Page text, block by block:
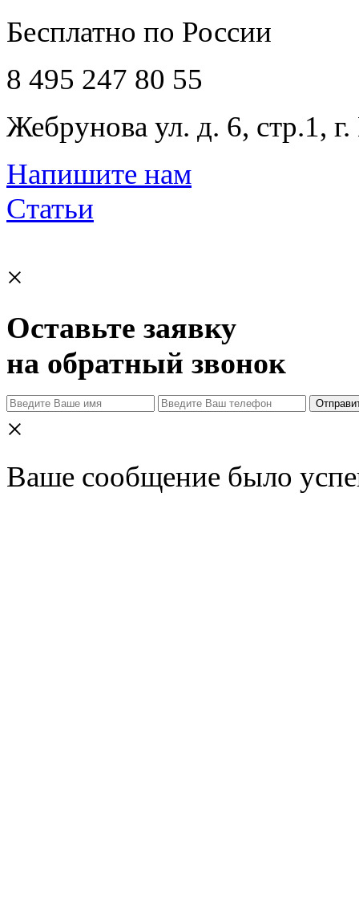
Бесплатно по России
8 495 247 80 55
Жебрунова ул. д. 6, стр.1,
Напишите нам
Статьи
×
Оставьте заявку
на обратный звонок
×
Ваше сообщение было